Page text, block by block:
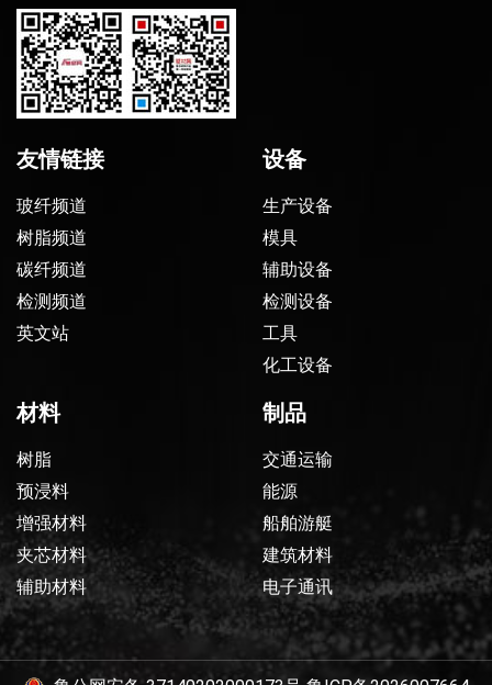
友情链接
玻纤频道
树脂频道
碳纤频道
检测频道
英文站
设备
生产设备
模具
辅助设备
检测设备
工具
化工设备
材料
树脂
预浸料
增强材料
夹芯材料
辅助材料
制品
交通运输
能源
船舶游艇
建筑材料
电子通讯